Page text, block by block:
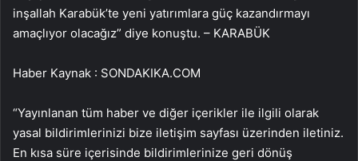
inşallah Karabük’te yeni yatırımlara güç kazandırmayı
amaçlıyor olacağız” diye konuştu. – KARABÜK
Haber Kaynak : SONDAKIKA.COM
“Yayınlanan tüm haber ve diğer içerikler ile ilgili olarak
yasal bildirimlerinizi bize iletişim sayfası üzerinden iletiniz.
En kısa süre içerisinde bildirimlerinize geri dönüş